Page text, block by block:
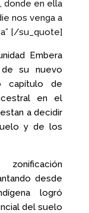
donde en ella
nos venga a
[/su_quote]
Embera
de su nuevo
capítulo de
en el
a decidir
y de los
desde
logró
del suelo